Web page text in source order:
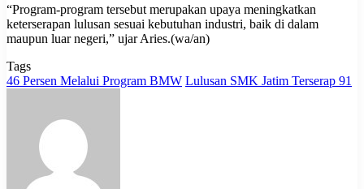
“Program-program tersebut merupakan upaya meningkatkan
keterserapan lulusan sesuai kebutuhan industri, baik di dalam
maupun luar negeri,” ujar Aries.(wa/an)
Tags
46 Persen Melalui Program BMW Lulusan SMK Jatim Terserap 91